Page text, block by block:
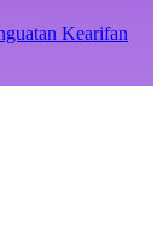
Kearifan